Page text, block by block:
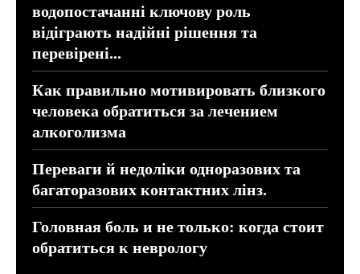
водопостачанні ключову роль
відіграють надійні рішення та
перевірені...
Как правильно мотивировать близкого
человека обратиться за лечением
алкоголизма
Переваги й недоліки одноразових та
багаторазових контактних лінз.
Головная боль и не только: когда стоит
обратиться к неврологу